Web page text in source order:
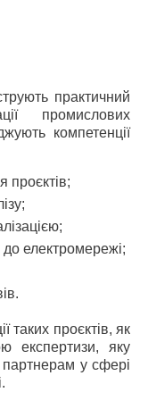
практичний
промислових
компетенції
проєктів;
до електромережі;
таких проєктів, як
експертизи, яку
партнерам у сфері